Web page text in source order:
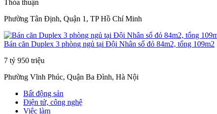
Thỏa thuận
Phường Tân Định, Quận 1, TP Hồ Chí Minh
Bán căn Duplex 3 phòng ngủ tại Đội Nhân sổ đỏ 84m2, tổng 109m2
7 tỷ 950 triệu
Phường Vĩnh Phúc, Quận Ba Đình, Hà Nội
Bất động sản
Điện tử, công nghệ
Việc làm